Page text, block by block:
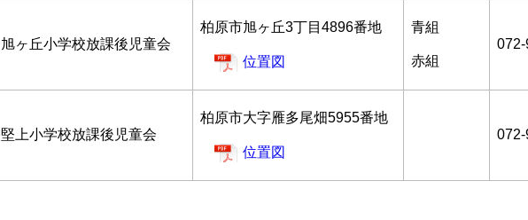
旭ヶ丘小学校放課後児童会
柏原市旭ヶ丘3丁目4896番地
位置図
青組
赤組
堅上小学校放課後児童会
柏原市大字雁多尾畑5955番地
位置図